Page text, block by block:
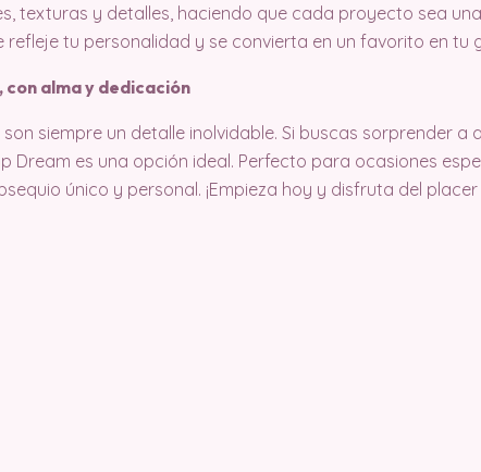
texturas y detalles, haciendo que cada proyecto sea
refleje tu personalidad y se convierta en un favorito en tu
con alma y dedicación
siempre un detalle inolvidable. Si buscas sorprender a
Dream es una opción ideal. Perfecto para ocasiones
único y personal. ¡Empieza hoy y disfruta del